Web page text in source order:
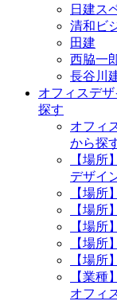
日建ス
清和ビ
田建
西脇一
長谷川
オフィスデ
探す
オフィ
から探
【場所
デザイ
【場所
【場所
【場所
【場所
【場所
【業種
オフィ